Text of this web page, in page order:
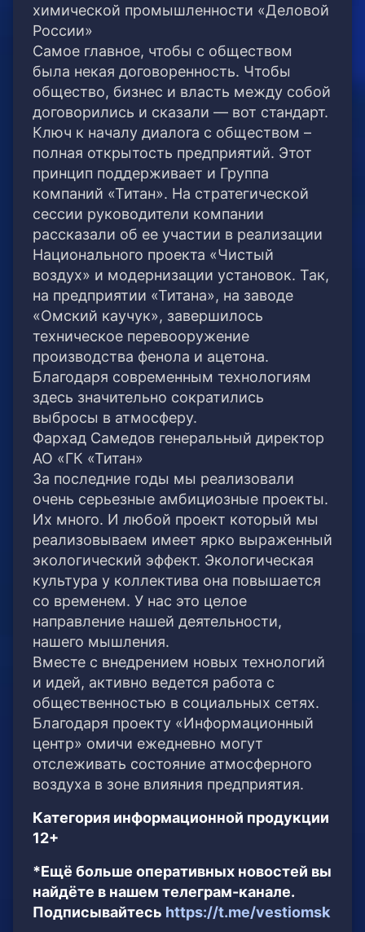
химической промышленности «Деловой
России»
Самое главное, чтобы с обществом
была некая договоренность. Чтобы
общество, бизнес и власть между собой
договорились и сказали — вот стандарт.
Ключ к началу диалога с обществом –
полная открытость предприятий. Этот
принцип поддерживает и Группа
компаний «Титан». На стратегической
сессии руководители компании
рассказали об ее участии в реализации
Национального проекта «Чистый
воздух» и модернизации установок. Так,
на предприятии «Титана», на заводе
«Омский каучук», завершилось
техническое перевооружение
производства фенола и ацетона.
Благодаря современным технологиям
здесь значительно сократились
выбросы в атмосферу.
Фархад Самедов генеральный директор
АО «ГК «Титан»
За последние годы мы реализовали
очень серьезные амбициозные проекты.
Их много. И любой проект который мы
реализовываем имеет ярко выраженный
экологический эффект. Экологическая
культура у коллектива она повышается
со временем. У нас это целое
направление нашей деятельности,
нашего мышления.
Вместе с внедрением новых технологий
и идей, активно ведется работа с
общественностью в социальных сетях.
Благодаря проекту «Информационный
центр» омичи ежедневно могут
отслеживать состояние атмосферного
воздуха в зоне влияния предприятия.
Категория информационной продукции
12+
*Ещё больше оперативных новостей вы
найдёте в нашем телеграм-канале.
Подписывайтесь https://t.me/vestiomsk